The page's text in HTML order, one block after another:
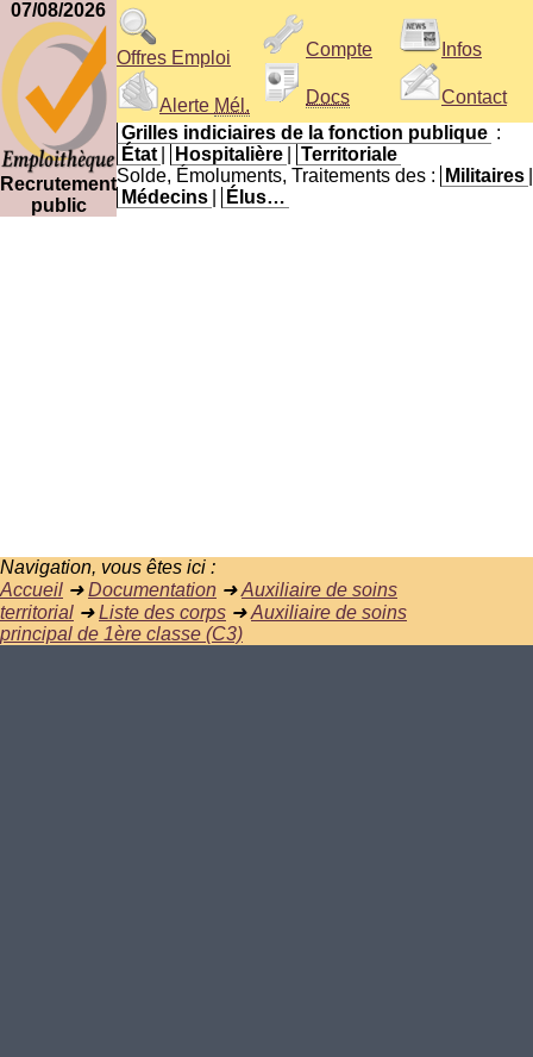
07/08/2026
Recrutement
public
Offres Emploi
Alerte Mél.
Compte
Docs
Infos
Contact
Grilles indiciaires de la fonction publique :
État
Hospitalière
Territoriale
Solde, Émoluments, Traitements des :
Militaires
Médecins
Élus…
Navigation, vous êtes ici :
Accueil ➜Documentation ➜Auxiliaire de soins
territorial ➜Liste des corps ➜Auxiliaire de soins
principal de 1ère classe (C3)